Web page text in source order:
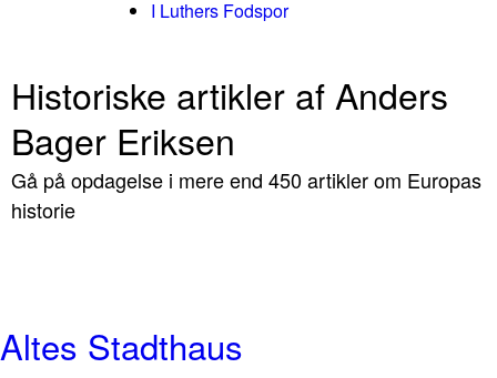
I Luthers Fodspor
Historiske artikler af Anders
Bager Eriksen
Gå på opdagelse i mere end 450 artikler om Europas
historie
Altes Stadthaus